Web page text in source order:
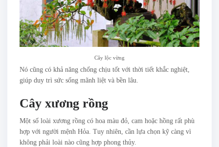
Cây lộc vừng
Nó cũng có khả năng chống chịu tốt với thời tiết khắc nghiệt,
giúp duy trì sức sống mãnh liệt và bền lâu.
Cây xương rồng
Một số loài xương rồng có hoa màu đỏ, cam hoặc hồng rất phù
hợp với người mệnh Hỏa. Tuy nhiên, cần lựa chọn kỹ càng vì
không phải loài nào cũng hợp phong thủy.